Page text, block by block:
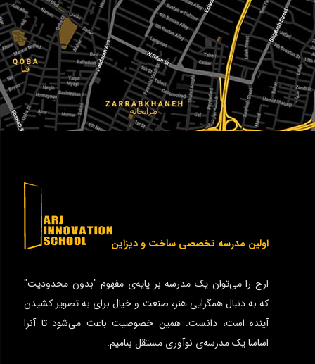
اولین مدرسه تخصصی ساخت و دیزاین
ارج را می‌توان یک مدرسه بر پایه‌ی مفهوم "بدون محدودیت"
که به دنبال همگرایی هنر، صنعت و خیال برای به تصویر کشیدن
آینده است، دانست. همین خصوصیت باعث می‌شود تا آنرا
اساسا یک مدرسه‌ی نوآوری مستقل بنامیم.